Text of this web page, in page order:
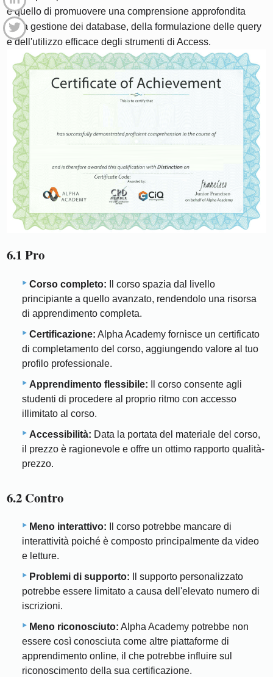
è quello di promuovere una comprensione approfondita
della gestione dei database, della formulazione delle query
e dell'utilizzo efficace degli strumenti di Access.
6.1 Pro
Corso completo: Il corso spazia dal livello
principiante a quello avanzato, rendendolo una risorsa
di apprendimento completa.
Certificazione: Alpha Academy fornisce un certificato
di completamento del corso, aggiungendo valore al tuo
profilo professionale.
Apprendimento flessibile: Il corso consente agli
studenti di procedere al proprio ritmo con accesso
illimitato al corso.
Accessibilità: Data la portata del materiale del corso,
il prezzo è ragionevole e offre un ottimo rapporto qualità-
prezzo.
6.2 Contro
Meno interattivo: Il corso potrebbe mancare di
interattività poiché è composto principalmente da video
e letture.
Problemi di supporto: Il supporto personalizzato
potrebbe essere limitato a causa dell'elevato numero di
iscrizioni.
Meno riconosciuto: Alpha Academy potrebbe non
essere così conosciuta come altre piattaforme di
apprendimento online, il che potrebbe influire sul
riconoscimento della sua certificazione.